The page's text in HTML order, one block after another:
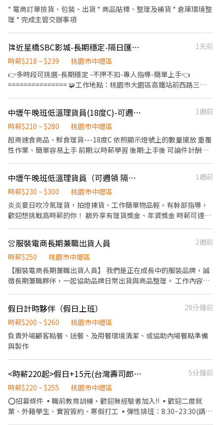
* 電商訂單撿貨、包裝、出貨 * 商品貼標、整理及補貨 * 倉庫環境整
理 * 完成主管交辦事項
🎏近星橋SBC影城-長期穩定-隔日匯款-高時薪239/H-電商物流理貨員B1
1天前
時薪$218 ~ $239
桃園市中壢區
👉多時段可挑選-長期穩定 -不押不扣-專人指導-簡單上手👈
=============== 🧩工作地點：桃園市大園區高鐵站前西路三段
（依當月曆紅字天數排定）。 🧩排班彈性：由公司安排 5 天，其餘
天數個人自選排休。 - ❣️ 8小時班（含休息1小時）➤ 適合想穩定收
入❣️ 1️⃣⏰日班B｜ 09:00 ~ 18:00 ✅ $220/H -(固定周休六日) 2️⃣⏰午
班A｜ 13:30 ~ 22:30 ✅ $225/H 3️⃣⏰午班B｜ 15:00 ~ 00:00 ✅
時段兼職 ➤ 適合打工 / 副業❣️ 8️⃣⏰小晚班｜ 19:00－23:00 ✅$231/H
- ✅伙食自理無供餐，可外出用餐 🟰🟰🟰🟰🟰🟰🟰🟰🟰🟰🟰🟰🟰🟰🟰 ⬇️⬇️⬇️領薪方式
隔日晚上九點匯款 (‼️以上匯款遇到例假日會順延至下一工作日匯款)
➖➖➖➖➖➖➖➖➖➖ ☎️艾瑪專員 0979791333 ☎️請加 公司官方 ʟɪɴᴇ 詢
問：ID ➤ ＠lisin888 （力信公司） 線上應徵
https://lin.ee/A16xNAj
中壢午晚班低溫理貨員(18度C)-可週領 隔日領
1週前
時薪$210 ~ $280
桃園市中壢區
超商速食商品、鮮食理貨---18度C 依照顯示燈號上的數量擺放 重覆
性作業、簡單容易上手 前期:以時薪學習 後期:上手後 可論件計酬，
中壢午晚班低溫理貨員（可週領 隔日領）
1週前
時薪$230 ~ $300
桃園市中壢區
炎炎夏日吹冷氣理貨，拍燈揀貨、工作簡單物品輕，有幹部指導，
歡迎想挑戰高時薪的你！ 額外享有理貨獎金、年資獎金 時薪可達
👚服裝電商長期兼職出貨人員
2週前
時薪$250
桃園市中壢區
【服裝電商長期兼職出貨人員】 我們是正在成長中的服裝品牌，誠
徵長期兼職夥伴，一起協助品牌日常出貨與商品整理。 工作內容包
教學，無經驗可。 ⸻ 工作地點 桃園青埔 ⸻ 工作時間 * 每週
二或三（1-2天 ） * 每次約 6～8 小時 * 可長期配合者優先 ⸻ 薪
資 時薪 NT$ 250 ⸻ 我們希望你 ✔ 做事細心，不容易出錯 ✔ 有
責任感、守時 ✔ 動作俐落，願意學習 ✔ 能固定配合，不常臨時請假
沒關係，我們都會教。） ⸻ 應徵時請簡單提供 1. 簡單履歷 2. 目
前工作／就學狀況 3. 是否可固定每週配合 4. 是否有相關經驗 5. 預計
假日計時夥伴（假日上班）
28分鐘前
時薪$200 ~ $260
桃園市中壢區
負責外場顧客點餐、送餐、及用餐環境清潔、或協助內場餐點準備
與製作
<時薪220起>假日+15元(台灣壽司郎)中壢中正店-兼職人員排班彈性!!
5分鐘前
時薪$220 ~ $255
桃園市中壢區
⭕招募條件 ▪職前教育訓練，歡迎無經驗者加入!! ▪歡迎二度就
業、外籍學生、實習簽約、寒假打工 ▪彈性排班：8:30~23:30(請於